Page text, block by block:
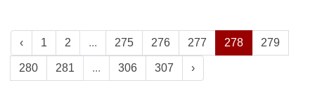
‹ 1 2 ... 275 276 277 278 279
280 281 ... 306 307 ›